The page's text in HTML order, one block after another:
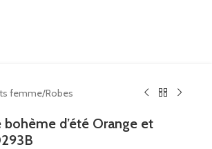
femme/Robes
bohème d’été Orange et